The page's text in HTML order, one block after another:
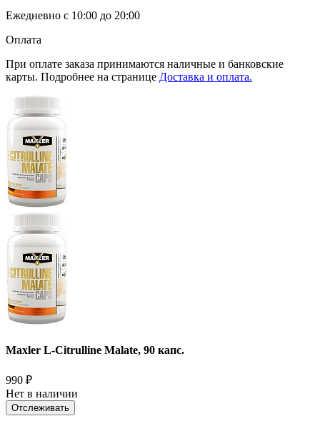
Ежедневно с 10:00 до 20:00
Оплата
При оплате заказа принимаются наличные и банковские
карты. Подробнее на странице Доставка и оплата.
Maxler L-Citrulline Malate, 90 капс.
990 ₽
Нет в наличии
Отслеживать